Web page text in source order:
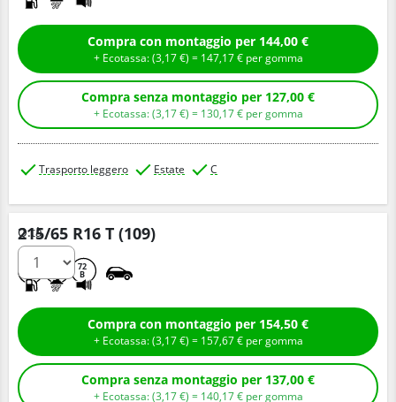
Compra con montaggio per 144,00 €
+ Ecotassa: (3,17€ ) = 147,17€ per gomma
Compra senza montaggio per 127,00 €
+ Ecotassa: (3,17€ ) = 130,17€ per gomma
Trasporto leggero Estate C
215/65 R16 T (109)
72
B
Q.tà
Compra con montaggio per 154,50 €
+ Ecotassa: (3,17€ ) = 157,67€ per gomma
Compra senza montaggio per 137,00 €
+ Ecotassa: (3,17€ ) = 140,17€ per gomma